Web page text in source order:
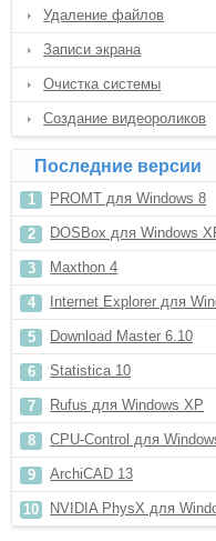
Удаление файлов
Записи экрана
Очистка системы
Создание видеороликов
Последние версии
PROMT для Windows 8
DOSBox для Windows
Maxthon 4
Internet Explorer для
Download Master 6.10
Statistica 10
Rufus для Windows XP
CPU-Control для
ArchiCAD 13
NVIDIA PhysX для